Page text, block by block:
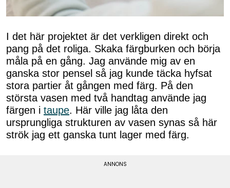
I det här projektet är det verkligen direkt och
pang på det roliga. Skaka färgburken och börja
måla på en gång. Jag använde mig av en
ganska stor pensel så jag kunde täcka hyfsat
stora partier åt gången med färg. På den
största vasen med två handtag använde jag
färgen i taupe. Här ville jag låta den
ursprungliga strukturen av vasen synas så här
strök jag ett ganska tunt lager med färg.